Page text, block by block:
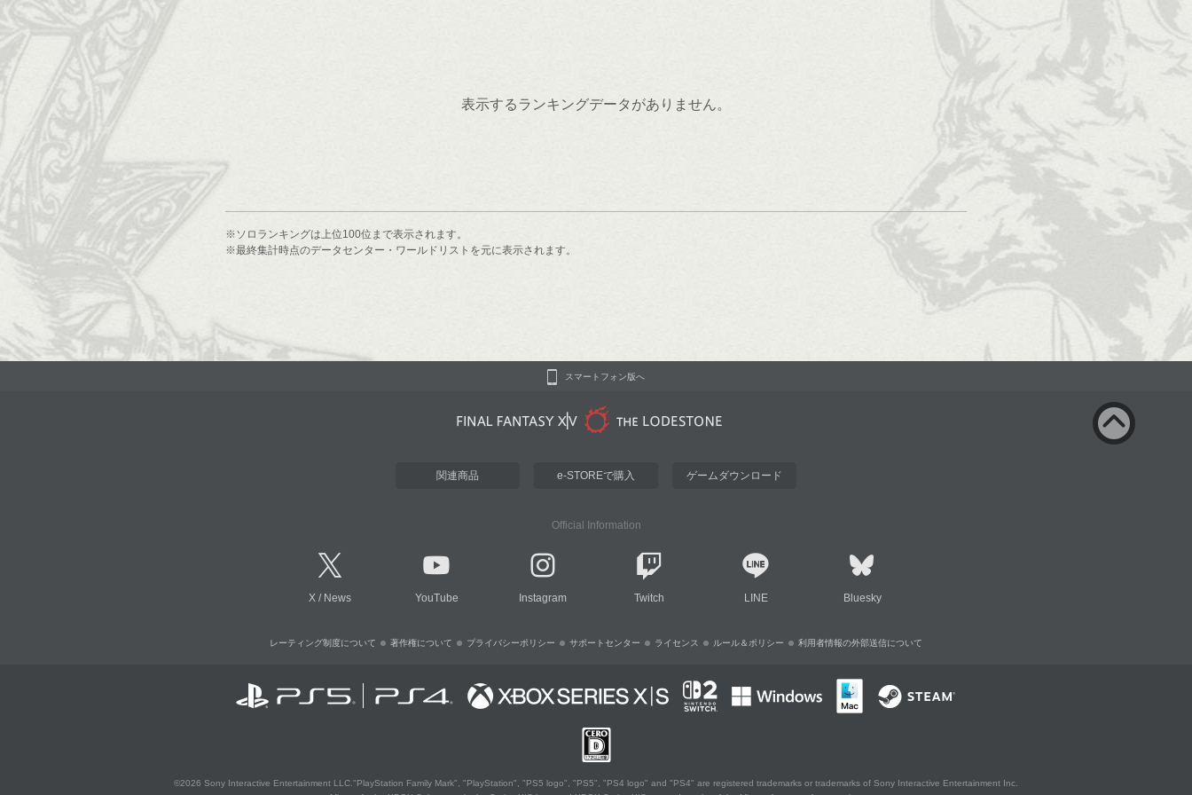
表示するランキングデータがありません。
※ソロランキングは上位100位まで表示されます。
※最終集計時点のデータセンター・ワールドリストを元に表示されます。
スマートフォン版へ
関連商品 e-STOREで購入 ゲームダウンロード
Official Information
X / News YouTube Instagram Twitch LINE Bluesky
レーティング制度について 著作権について プライバシーポリシー サポートセンター ライセンス ルール＆ポリシー 利用者情報の外部送信について
©2026 Sony Interactive Entertainment LLC."PlayStation Family Mark", "PlayStation", "PS5 logo", "PS5", "PS4 logo" and "PS4" are registered trademarks or trademarks of Sony Interactive Entertainment Inc.